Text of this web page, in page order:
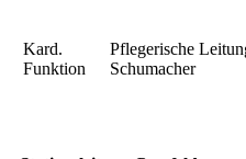
Kard.
Funktion
Pflegerische
Schumacher